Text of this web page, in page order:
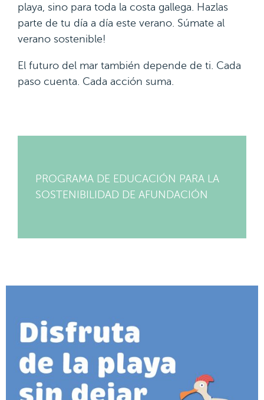
playa, sino para toda la costa gallega. Hazlas
parte de tu día a día este verano. Súmate al
verano sostenible!
El futuro del mar también depende de ti. Cada
paso cuenta. Cada acción suma.
PROGRAMA DE EDUCACIÓN PARA LA
SOSTENIBILIDAD DE AFUNDACIÓN